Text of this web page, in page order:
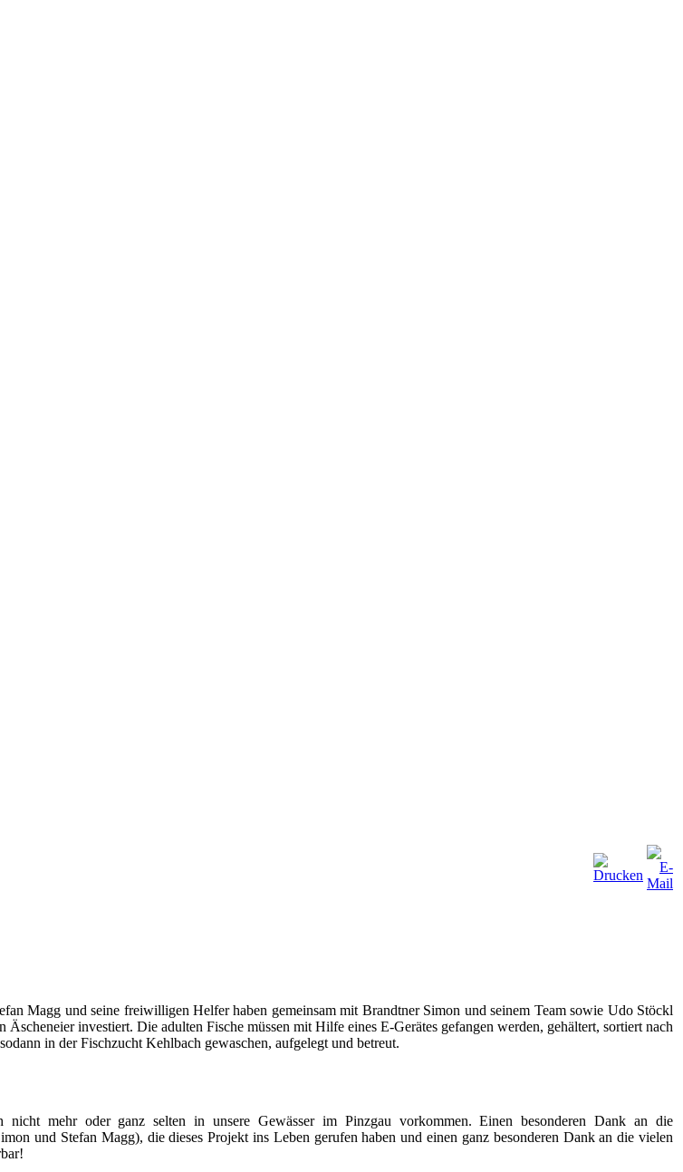
Magg und seine freiwilligen Helfer haben gemeinsam mit Brandtner Simon und seinem Team sowie Udo Stöckl
investiert. Die adulten Fische müssen mit Hilfe eines E-Gerätes gefangen werden, gehältert, sortiert nach
in der Fischzucht Kehlbach gewaschen, aufgelegt und betreut.
mehr oder ganz selten in unsere Gewässer im Pinzgau vorkommen. Einen besonderen Dank an die
und Stefan Magg), die dieses Projekt ins Leben gerufen haben und einen ganz besonderen Dank an die vielen